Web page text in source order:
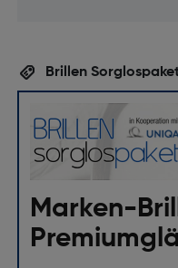
Brillen
Marken-